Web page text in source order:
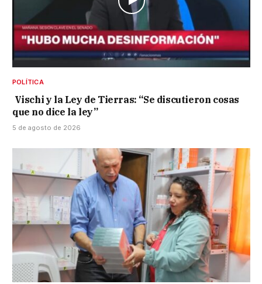
POLÍTICA
Vischi y la Ley de Tierras: “Se discutieron cosas
que no dice la ley”
5 de agosto de 2026